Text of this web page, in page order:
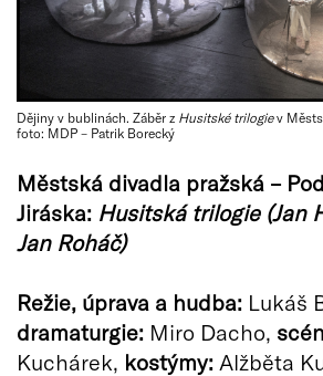
Dějiny v bublinách. Záběr z Husitské trilogiev
foto: MDP – Patrik Borecký
Městská divadla pražská –
Jiráska: Husitská trilogie (Jan
Jan Roháč)
Režie, úprava a hudba: Lukáš
dramaturgie: Miro Dacho,
Kuchárek, kostýmy: Alžběta